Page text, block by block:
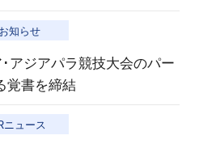
お知らせ
アジアパラ競技大会のパー
覚書を締結
ニュース